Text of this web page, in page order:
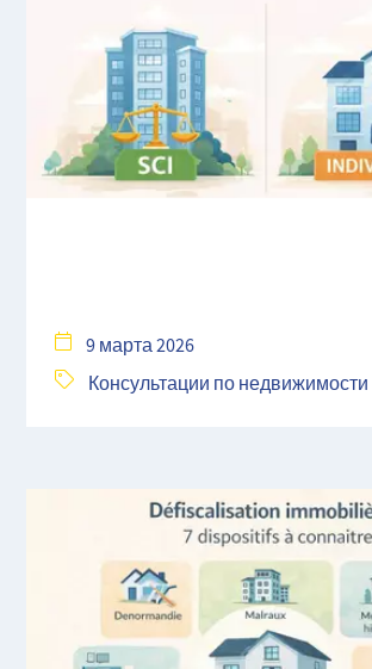
9 марта 2026
Консультации по недвижимости